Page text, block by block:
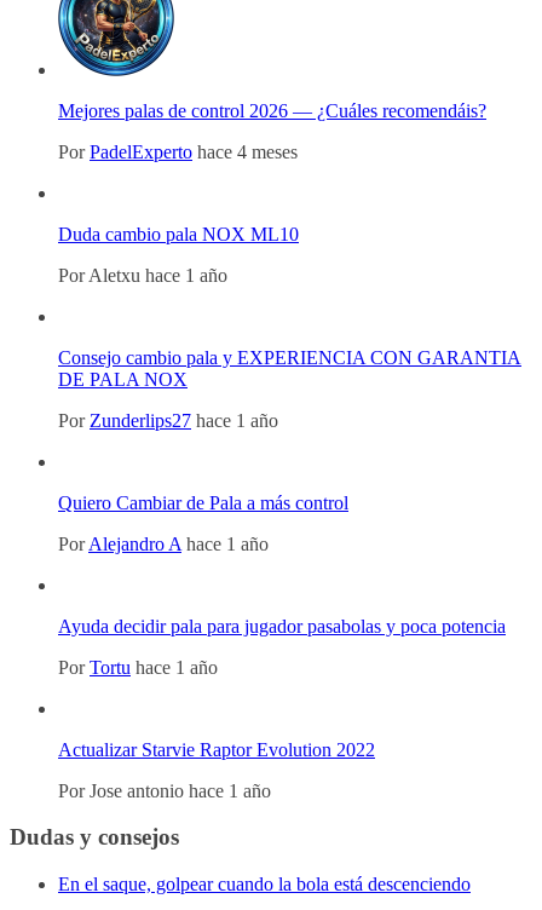
Mejores palas de control 2026 — ¿Cuáles recomendáis?
PorPadelExperto hace 4 meses
Duda cambio pala NOX ML10
PorAletxu hace 1 año
Consejo cambio pala y EXPERIENCIA CON GARANTIA
DE PALA NOX
Por Zunderlips27 hace 1 año
Quiero Cambiar de Pala a más control
PorAlejandro A hace 1 año
Ayuda decidir pala para jugador pasabolas y poca potencia
PorTortu hace 1 año
Actualizar Starvie Raptor Evolution 2022
PorJose antonio hace 1 año
Dudas y consejos
En el saque, golpear cuando la bola está descenciendo